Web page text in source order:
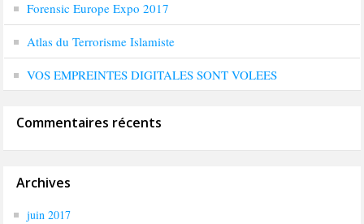
Forensic Europe Expo 2017
Atlas du Terrorisme Islamiste
VOS EMPREINTES DIGITALES SONT VOLEES
Commentaires récents
Archives
juin 2017